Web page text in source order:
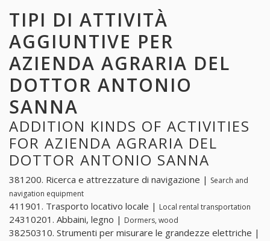
TIPI DI ATTIVITÀ
AGGIUNTIVE PER
AZIENDA AGRARIA DEL
DOTTOR ANTONIO
SANNA
ADDITION KINDS OF ACTIVITIES
FOR AZIENDA AGRARIA DEL
DOTTOR ANTONIO SANNA
381200. Ricerca e attrezzature di navigazione | Search and
navigation equipment
411901. Trasporto locativo locale | Local rental transportation
24310201. Abbaini, legno | Dormers, wood
38250310. Strumenti per misurare le grandezze elettriche |